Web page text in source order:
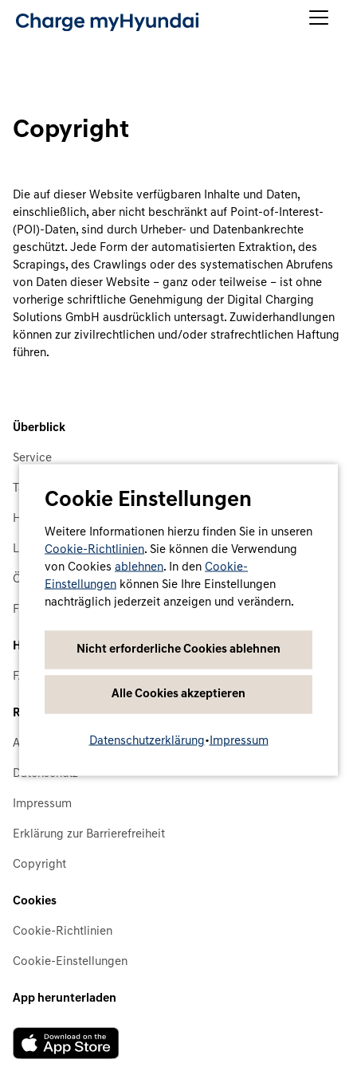
Copyright
Die auf dieser Website verfügbaren Inhalte und Daten,
einschließlich, aber nicht beschränkt auf Point-of-Interest-
(POI)-Daten, sind durch Urheber- und Datenbankrechte
geschützt. Jede Form der automatisierten Extraktion, des
Scrapings, des Crawlings oder des systematischen Abrufens
von Daten dieser Website – ganz oder teilweise – ist ohne
vorherige schriftliche Genehmigung der Digital Charging
Solutions GmbH ausdrücklich untersagt. Zuwiderhandlungen
können zur zivilrechtlichen und/oder strafrechtlichen Haftung
führen.
Überblick
Service
Tarife
Highlights
Ladenetz
Ökostrom
Flotte
Hilfe
FAQs und Hilfe
Rechtliches
Allgemeine Geschäftsbedingungen
Datenschutz
Impressum
Erklärung zur Barrierefreiheit
Copyright
Cookies
Cookie-Richtlinien
Cookie-Einstellungen
App herunterladen
Cookie Einstellungen
Weitere Informationen hierzu finden Sie in unseren
Cookie-Richtlinien. Sie können die Verwendung
von Cookies ablehnen. In den Cookie-
Einstellungen können Sie Ihre Einstellungen
nachträglich jederzeit anzeigen und verändern.
Nicht erforderliche Cookies ablehnen
Alle Cookies akzeptieren
Datenschutzerklärung• Impressum